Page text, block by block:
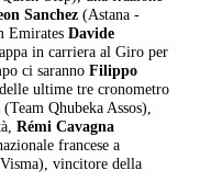
Sanchez (Astana -
EmiratesDavide
in carriera al Giro per
ci sarannoFilippo
ultime tre cronometro
(Team Qhubeka Assos),
Rémi Cavagna
francese a
vincitore della